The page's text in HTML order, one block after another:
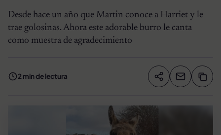
Desde hace un año que Martin conoce a Harriet y le
trae golosinas. Ahora este adorable burro le canta
como muestra de agradecimiento
2 min de lectura Compartir